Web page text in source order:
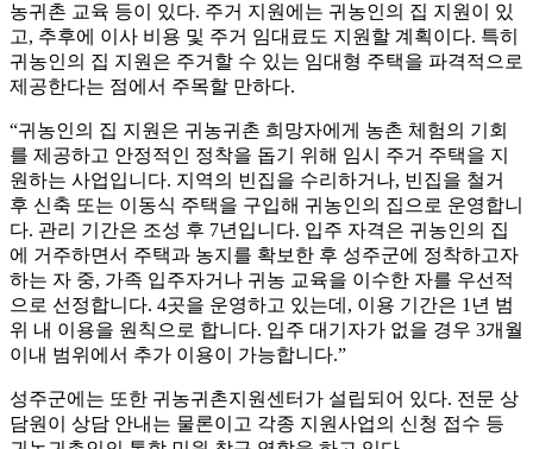
농귀촌 교육 등이 있다. 주거 지원에는 귀농인의 집 지원이 있
고, 추후에 이사 비용 및 주거 임대료도 지원할 계획이다. 특히
귀농인의 집 지원은 주거할 수 있는 임대형 주택을 파격적으로
제공한다는 점에서 주목할 만하다.
“귀농인의 집 지원은 귀농귀촌 희망자에게 농촌 체험의 기회
를 제공하고 안정적인 정착을 돕기 위해 임시 주거 주택을 지
원하는 사업입니다. 지역의 빈집을 수리하거나, 빈집을 철거
후 신축 또는 이동식 주택을 구입해 귀농인의 집으로 운영합니
다. 관리 기간은 조성 후 7년입니다. 입주 자격은 귀농인의 집
에 거주하면서 주택과 농지를 확보한 후 성주군에 정착하고자
하는 자 중, 가족 입주자거나 귀농 교육을 이수한 자를 우선적
으로 선정합니다. 4곳을 운영하고 있는데, 이용 기간은 1년 범
위 내 이용을 원칙으로 합니다. 입주 대기자가 없을 경우 3개월
이내 범위에서 추가 이용이 가능합니다.”
성주군에는 또한 귀농귀촌지원센터가 설립되어 있다. 전문 상
담원이 상담 안내는 물론이고 각종 지원사업의 신청 접수 등